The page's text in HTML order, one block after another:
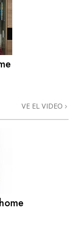
VE EL VIDEO